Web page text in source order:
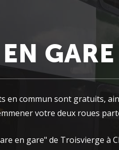
GARE
en commun sont gratuits,
votre deux roues
en gare" de Troisvierge à